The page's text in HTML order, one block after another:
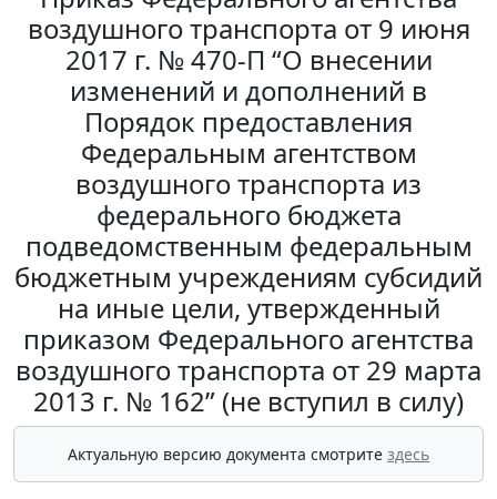
воздушного транспорта от 9 июня
2017 г. № 470-П “О внесении
изменений и дополнений в
Порядок предоставления
Федеральным агентством
воздушного транспорта из
федерального бюджета
подведомственным федеральным
бюджетным учреждениям субсидий
на иные цели, утвержденный
приказом Федерального агентства
воздушного транспорта от 29 марта
2013 г. № 162” (не вступил в силу)
Актуальную версию документа смотрите здесь